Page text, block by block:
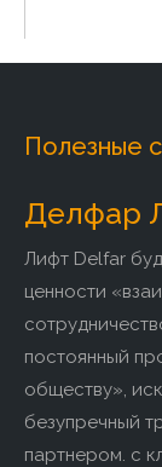
Полезные
Делфар
Лифт Delfar
ценности
постоянный
обществу»,
безупречный
партнером. с